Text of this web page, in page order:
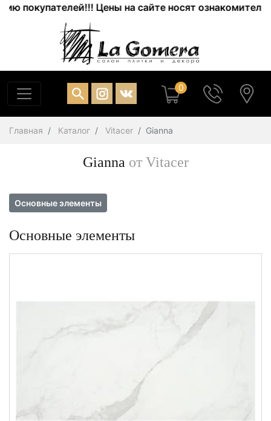
покупателей!!! Цены на сайте носят
0
Главная Каталог Vitacer Gianna
Gianna от Vitacer
Основные элементы
Основные элементы